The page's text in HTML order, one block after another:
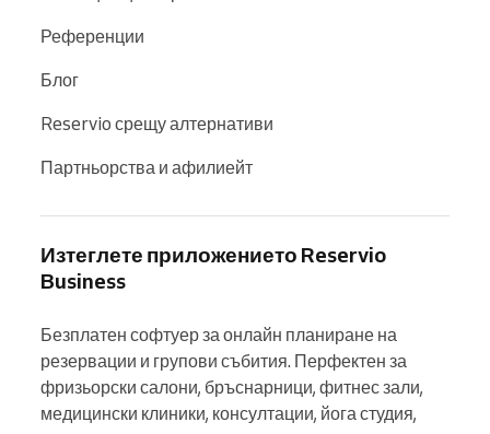
Референции
Блог
Reservio срещу алтернативи
Партньорства и афилиейт
Изтеглете приложението Reservio
Business
Безплатен софтуер за онлайн планиране на
резервации и групови събития. Перфектен за
фризьорски салони, бръснарници, фитнес зали,
медицински клиники, консултации, йога студия,